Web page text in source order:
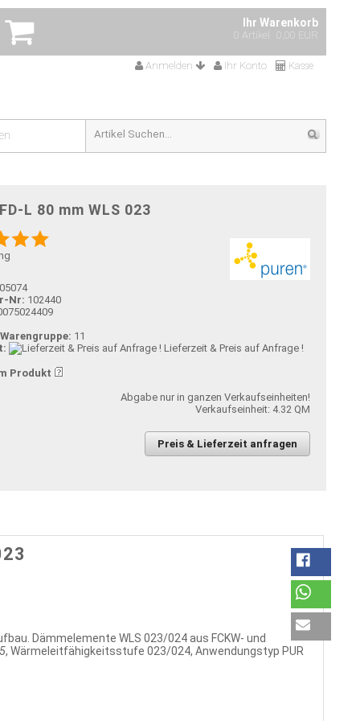
Ihr Warenkorb
0 Artikel 0,00 EUR
Anmelden Ihr Konto Kasse
L 80 mm WLS 023
Nr: 102440
11
Lieferzeit & Preis auf Anfrage !
Produkt
Abgabe nur in ganzen Verkaufseinheiten!
Verkaufseinheit: 4.32 QM
Preis & Lieferzeit anfragen
Dämmelemente WLS 023/024 aus FCKW- und
, Wärmeleitfähigkeitsstufe 023/024, Anwendungstyp PUR